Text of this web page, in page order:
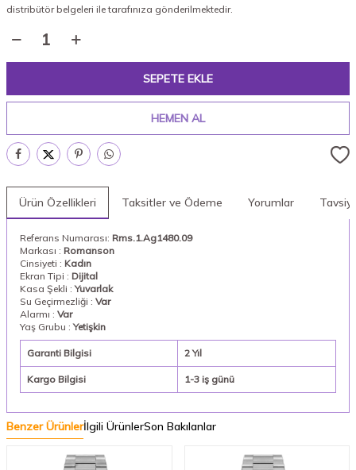
distribütör belgeleri ile tarafınıza gönderilmektedir.
SEPETE EKLE
HEMEN AL
Ürün Özellikleri Taksitler ve Ödeme Yorumlar
Referans Numarası: Rms.1.Ag1480.09
Markası : Romanson
Cinsiyeti : Kadın
Ekran Tipi : Dijital
Kasa Şekli :Yuvarlak
Su Geçirmezliği : Var
Alarmı : Var
Yaş Grubu :Yetişkin
Garanti Bilgisi 2 Yıl
Kargo Bilgisi 1-3 iş günü
Benzer Ürünlerİlgili ÜrünlerSon Bakılanlar